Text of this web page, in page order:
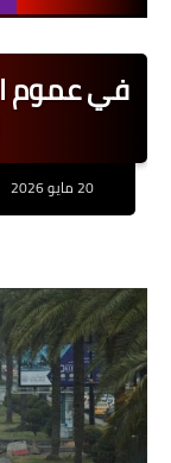
20 مايو 2026